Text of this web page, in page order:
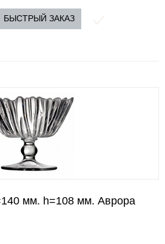
БЫСТРЫЙ ЗАКАЗ
мм. h=108 мм. Аврора